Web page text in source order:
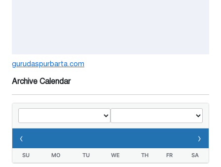
তথ্যবিভ্রাট সংবাদের প্রতিবাদে
gurudaspurbarta.com
Archive Calendar
‹ ›
SU MO TU WE TH FR SA